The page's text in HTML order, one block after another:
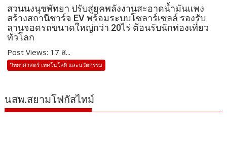
สวนนงนุชพัทยา ปรับสู่ยุคพลังงานสะอาดน้ำมันแพง
สร้างสถานีชาร์จ EV พร้อมระบบโซลาร์เซลล์ รองรับ
ลานจอดรถขนาดใหญ่กว่า 20ไร่ ต้อนรับนักท่องเที่ยว
ทั่วโลก
Post Views: 17 ส...
วิทยาศาสตร์ เทคโนโลยี และนวัตกรรม
นสพ.สยามโฟกัสไทม์